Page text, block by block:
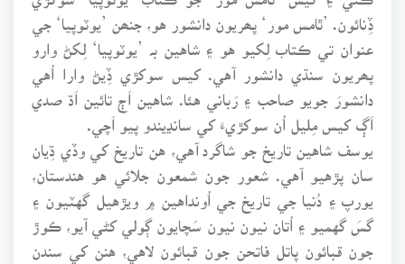
ڏِنائون. ’ٿامس مور‘ پھريون دانشور هو، جنھن ’يوٽوپيا‘ جي
عنوان تي ڪتاب لِکيو هو ۽ شاهين بہ ’يوٽوپيا‘ لِکڻ وارو
پھريون سنڌي دانشور آهي. کيس سوکڙي ڏِيڻ وارا اُهي
دانشورَ جويو صاحب ۽ رَباني هئا. شاهين اَڄ تائين اَڌ صدي
اَڳ کيس مِليل اُن سوکڙيءَ کي سانڍيندو پيو اَچي.
يوسف شاهين تاريخ جو شاگرد آهي، هن تاريخ کي وڏي ڌِيان
سان پڙهيو آهي. شعور جون شمعون جلائي هو هندستان،
يورپ ۽ دُنيا جي تاريخ جي اُونداهين ۾ ويڙهيل گهٽيون ۽
گسَ گهميو ۽ اُتان نيون نيون سَچايون ڳولي کڻي آيو، ڪوڙ
جون قبائون پاتل فاتحن جون قبائون لاهي، هنن کي سندن